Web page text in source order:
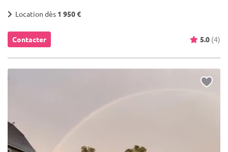
Location dès 1 950 €
Contacter 5.0 (4)